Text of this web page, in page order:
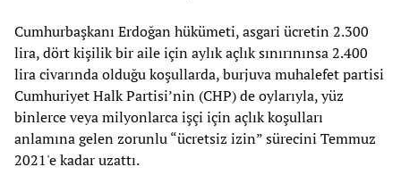
Cumhurbaşkanı Erdoğan hükümeti, asgari ücretin 2.300
lira, dört kişilik bir aile için aylık açlık sınırınınsa 2.400
lira civarında olduğu koşullarda, burjuva muhalefet partisi
Cumhuriyet Halk Partisi’nin (CHP) de oylarıyla, yüz
binlerce veya milyonlarca işçi için açlık koşulları
anlamına gelen zorunlu “ücretsiz izin” sürecini Temmuz
2021'e kadar uzattı.